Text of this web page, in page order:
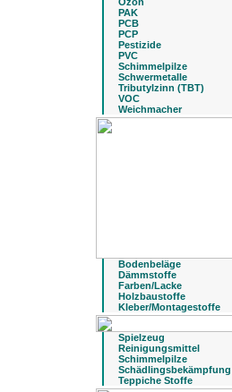
PAK
PCB
PCP
Pestizide
PVC
Schimmelpilze
Schwermetalle
Tributylzinn (TBT)
VOC
Weichmacher
Bodenbeläge
Dämmstoffe
Farben/Lacke
Holzbaustoffe
Kleber/Montagestoffe
Spielzeug
Reinigungsmittel
Schimmelpilze
Schädlingsbekämpfung
Teppiche Stoffe